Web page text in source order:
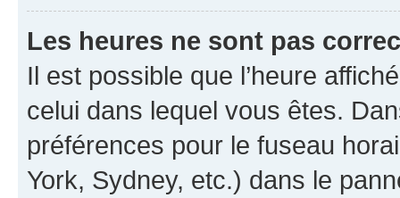
Les heures ne sont pas
Il est possible que l’heure
celui dans lequel vous êtes.
préférences pour le fuseau
York, Sydney, etc.) dans le